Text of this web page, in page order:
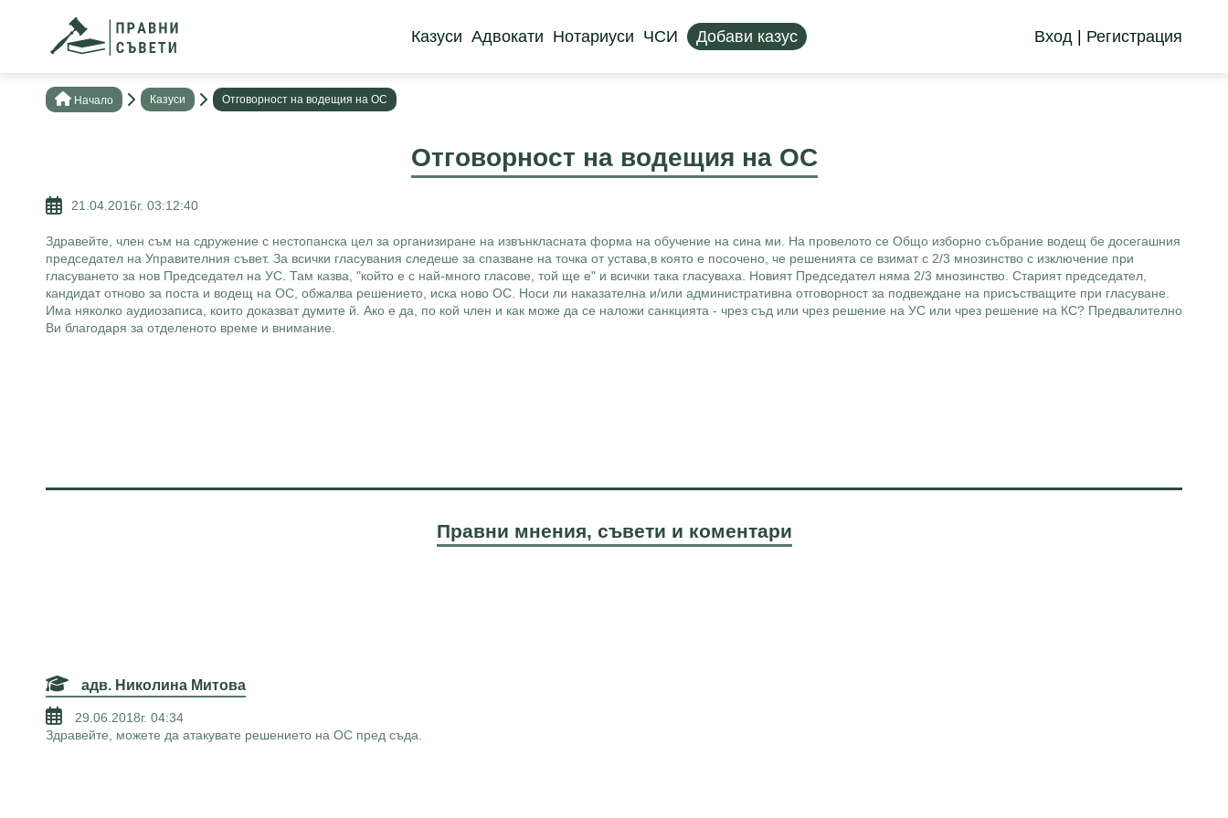
Казуси Адвокати Нотариуси ЧСИ Добави казус Вход | Регистрация
Нaчало Казуси Отговорност на водещия на ОС
Отговорност на водещия на ОС
21.04.2016г. 03:12:40
Здравейте, член съм на сдружение с нестопанска цел за организиране на извънкласната форма на обучение на сина ми. На провелото се Общо изборно събрание водещ бе досегашния
председател на Управителния съвет. За всички гласувания следеше за спазване на точка от устава,в която е посочено, че решенията се взимат с 2/3 мнозинство с изключение при
гласуването за нов Председател на УС. Там казва, "който е с най-много гласове, той ще е" и всички така гласуваха. Новият Председател няма 2/3 мнозинство. Старият председател,
кандидат отново за поста и водещ на ОС, обжалва решението, иска ново ОС. Носи ли наказателна и/или административна отговорност за подвеждане на присъстващите при гласуване.
Има няколко аудиозаписа, които доказват думите й. Ако е да, по кой член и как може да се наложи санкцията - чрез съд или чрез решение на УС или чрез решение на КС? Предвалително
Ви благодаря за отделеното време и внимание.
Правни мнения, съвети и коментари
адв. Николина Митова
29.06.2018г. 04:34
Здравейте, можете да атакувате решението на ОС пред съда.